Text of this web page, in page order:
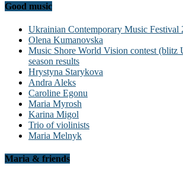
Good music
Ukrainian Contemporary Music Festival
Olena Kumanovska
Music Shore World Vision contest (blitz
season results
Hrystyna Starykova
Andra Aleks
Caroline Egonu
Maria Myrosh
Karina Migol
Trio of violinists
Maria Melnyk
Maria & friends